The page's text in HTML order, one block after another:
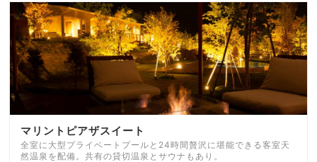
マリントピアザスイート
全室に大型プライベートプールと24時間贅沢に堪能できる客室天
然温泉を配備。共有の貸切温泉とサウナもあり。